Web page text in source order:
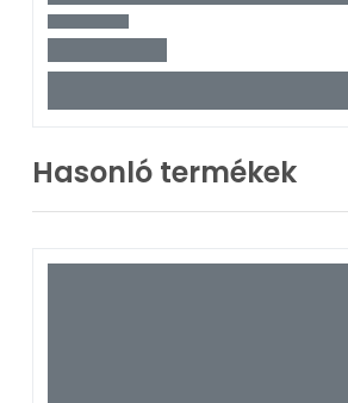
Hasonló termékek